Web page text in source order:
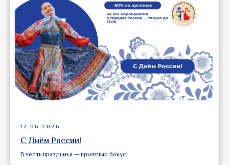
12.06.2026
С Днём России!
В честь праздника — приятный бонус!